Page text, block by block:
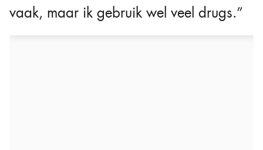
vaak, maar ik gebruik wel veel drugs.”